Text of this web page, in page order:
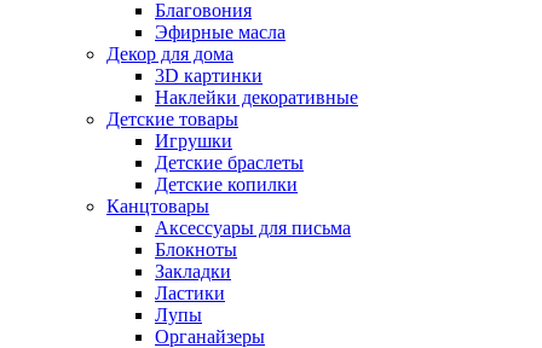
Благовония
Эфирные масла
Декор для дома
3D картинки
Наклейки декоративные
Детские товары
Игрушки
Детские браслеты
Детские копилки
Канцтовары
Аксессуары для письма
Блокноты
Закладки
Ластики
Лупы
Органайзеры